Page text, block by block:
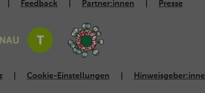
Feedback Partner:innen Presse
Cookie-Einstellungen